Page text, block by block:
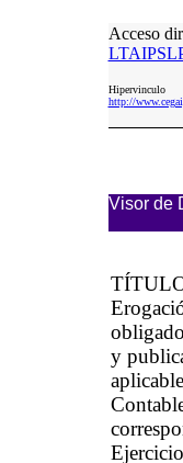
Acceso
Hipervinculo
http://
Visor de
y